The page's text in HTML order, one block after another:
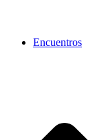
Encuentros